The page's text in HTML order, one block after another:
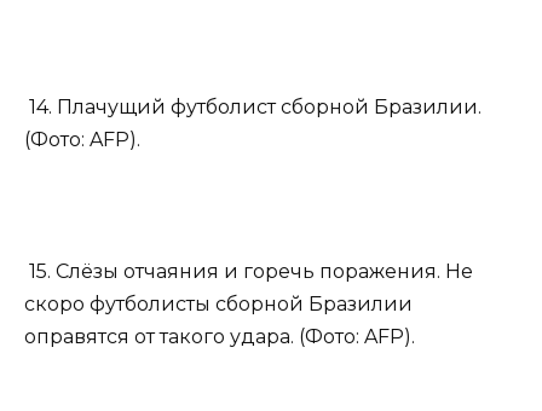
14. Плачущий футболист сборной Бразилии.
(Фото: AFP).
15. Слёзы отчаяния и горечь поражения. Не
скоро футболисты сборной Бразилии
оправятся от такого удара. (Фото: AFP).